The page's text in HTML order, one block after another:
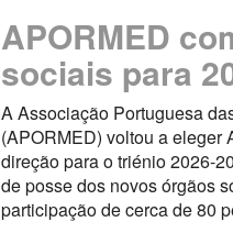
APORMED
sociais para
A Associação Portuguesa
(APORMED) voltou a eleger
direção para o triénio 2026-
de posse dos novos órgãos
participação de cerca de 80